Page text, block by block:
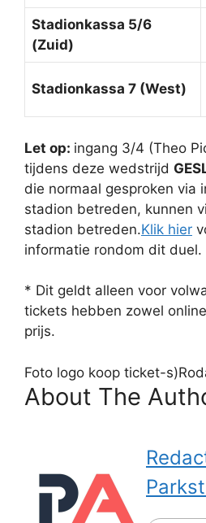
Stadionkassa 5/6
(Zuid)
Stadionkassa 7 (West)
Let op: ingang 3/4 (Theo
tijdens deze wedstrijd
die normaal gesproken via
stadion betreden, kunnen
stadion betreden.Klik hier
informatie rondom dit duel.
* Dit geldt alleen voor
tickets hebben zowel
prijs.
Foto logo koop ticket-
About The